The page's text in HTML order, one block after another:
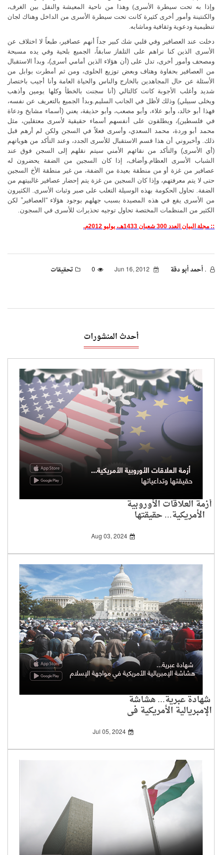
وإذا به تحت سيطرة الأسرى) وهذا من ناحية المعيشة والنقل بين الغرف،
والكنتينة وأمور أخرى كثيرة كانت تحت سيطرة الأسرى من الداخل وهناك لجان
تنظيمية ودعوية وثقافية وماشابه.
دخلت عند العصافير وفي قلبي شك كبير جداً أنهم عصافير، طبعاً لا اختلاف عن
الأسرى الذين كنا نراهم على التلفاز سابقاً، الجميع بلحية وفي يده مسبحة
ومصحف وأمور أخرى، تدل على (أن هؤلاء الذين أمامي أسرى)، وبدأ الاستقبال
من العصافير بحفاوة وهتاف وبعض توزيع الحلوى، ومن ثم أمطرت بوابل من
الأسئلة عن حال المجاهدين بالخارج والناس والحياة العامة وأنا أجيب باختصار
شديد وأغلب الأجوبة كانت كالتالي (أنا سجنت بالخطأ وكلها يومين وأذهب
ويخلى سبيلي) وذلك لأظل في الجانب السليم.وبدأ الجميع بالتعريف عن نفسه،
فهذا أبو خالد، وأبو علاء، وأبو مصعب، وأبو حذيفة، يعني (أسماء مشايخ ودعاة
في فلسطين)، ويطلقون على أنفسهم أسماء حقيقية لأسرى معتقلين، مثل
محمد أبو وردة، محمد السعدي، وأسرى فعلاً في السجن ولكن لم أرهم قبل
ذلك. وأخبروني أن هذا قسم الاستقبال للأسرى الجدد، وعند التأكد من هوياتهم
(أي الأسرى) والتأكد من نقائهم الأمني سيتم نقلهم إلى السجن فوق عند
الشباب الأسرى العظام.وأضاف، إذا كان السجين من الضفة يحضرون له
عصافير من غزة أو من منطقة بعيدة من الضفة، من غير منطقة الأخ السجين
حتى لا يتم معرفتهم، وإذا كان السجين من غزة يتم إحضار عصافير غالبيتهم من
الضفة. تحاول الحكومة بهذه الوسيلة التغلب على صبر وثبات الأسرى. الكثيرون
من الأسرى يقع في هذه المصيدة بسبب جهلهم بوجود هؤلاء “العصافير” لكن
الكثير من المنظمات المختصة تحاول توجيه تحذيرات للأسرى في السجون.
:: مجلة البيان العدد 300 شعبان 1433هـ، يوليو 2012م.
. أحمد أبو دقة 0 تحقيقات
أحدث المنشورات
أزمة العلاقات الأوروبية
الأمريكية... حقيقتها
Aug 03, 2024
شهادة عبرية... هشاشة
الإمبريالية الأمريكية في
Jul 05, 2024